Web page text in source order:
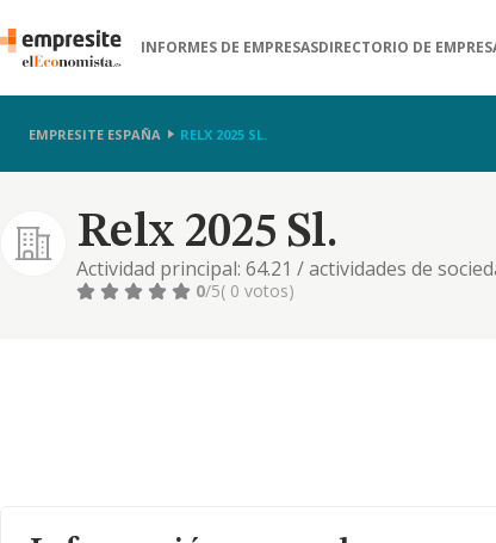
INFORMES DE EMPRESASDIRECTORIO DE
EMPRESITE ESPAÑA RELX 2025 SL.
Relx 2025 Sl.
Actividad principal: 64.21 / actividades de
bienes inmobiliarios por cuenta propia, 69.20
0/5( 0 votos)